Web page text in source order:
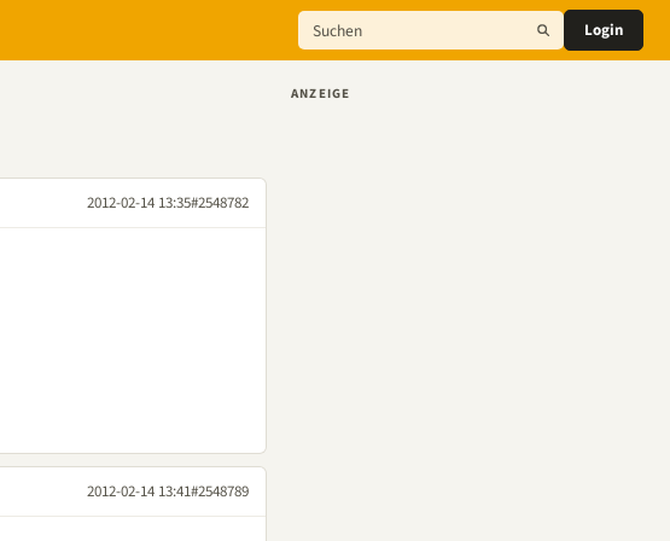
Login
2012-02-14 13:35#2548782
2012-02-14 13:41#2548789
ANZEIGE